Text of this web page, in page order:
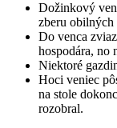
Dožinkový
zberu obilných
Do venca
hospodára, no
Niektoré
Hoci veniec
na stole
rozobral.